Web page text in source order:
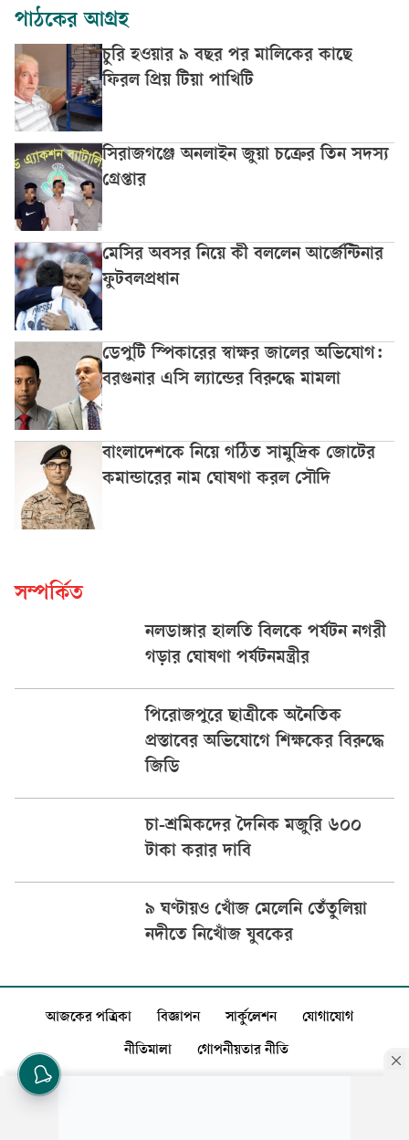
পাঠকের আগ্রহ
চুরি হওয়ার ৯ বছর পর মালিকের কাছে
ফিরল প্রিয় টিয়া পাখিটি
সিরাজগঞ্জে অনলাইন জুয়া চক্রের তিন সদস্য
গ্রেপ্তার
মেসির অবসর নিয়ে কী বললেন আর্জেন্টিনার
ফুটবলপ্রধান
ডেপুটি স্পিকারের স্বাক্ষর জালের অভিযোগ:
বরগুনার এসি ল্যান্ডের বিরুদ্ধে মামলা
বাংলাদেশকে নিয়ে গঠিত সামুদ্রিক জোটের
কমান্ডারের নাম ঘোষণা করল সৌদি
সম্পর্কিত
নলডাঙ্গার হালতি বিলকে পর্যটন নগরী
গড়ার ঘোষণা পর্যটনমন্ত্রীর
পিরোজপুরে ছাত্রীকে অনৈতিক
প্রস্তাবের অভিযোগে শিক্ষকের বিরুদ্ধে
জিডি
চা-শ্রমিকদের দৈনিক মজুরি ৬০০
টাকা করার দাবি
৯ ঘণ্টায়ও খোঁজ মেলেনি তেঁতুলিয়া
নদীতে নিখোঁজ যুবকের
আজকের পত্রিকা বিজ্ঞাপন সার্কুলেশন যোগাযোগ
নীতিমালা গোপনীয়তার নীতি